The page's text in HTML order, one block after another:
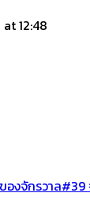
12:48
องจักรวาล